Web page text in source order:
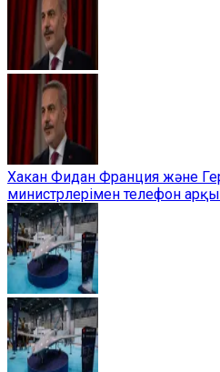
Хакан Фидан Франция және
министрлерімен телефон